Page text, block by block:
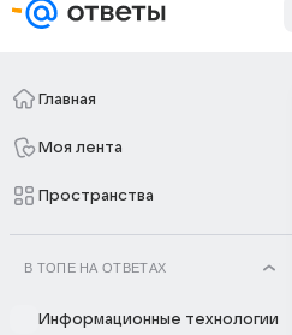
Главная
Моя лента
Пространства
В ТОПЕ НА ОТВЕТАХ
Информационные технологии